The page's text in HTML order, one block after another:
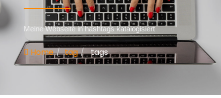
Meine Webseite in hashtags katalogisiert
Home tag tags